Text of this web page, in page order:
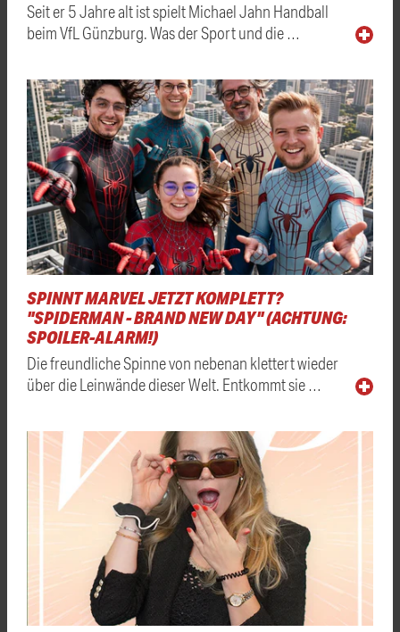
Seit er 5 Jahre alt ist spielt Michael Jahn Handball
beim VfL Günzburg. Was der Sport und die …
SPINNT MARVEL JETZT KOMPLETT?
"SPIDERMAN - BRAND NEW DAY" (ACHTUNG:
SPOILER-ALARM!)
Die freundliche Spinne von nebenan klettert wieder
über die Leinwände dieser Welt. Entkommt sie …